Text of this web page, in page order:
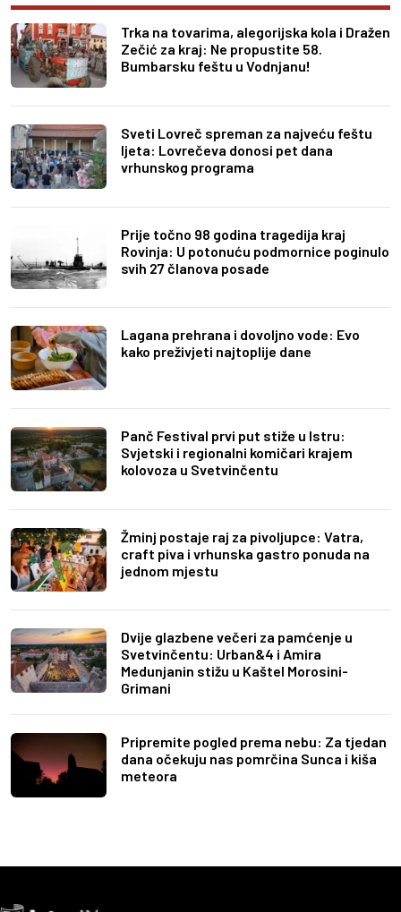
Trka na tovarima, alegorijska kola i Dražen
Zečić za kraj: Ne propustite 58.
Bumbarsku feštu u Vodnjanu!
Sveti Lovreč spreman za najveću feštu
ljeta: Lovrečeva donosi pet dana
vrhunskog programa
Prije točno 98 godina tragedija kraj
Rovinja: U potonuću podmornice poginulo
svih 27 članova posade
Lagana prehrana i dovoljno vode: Evo
kako preživjeti najtoplije dane
Panč Festival prvi put stiže u Istru:
Svjetski i regionalni komičari krajem
kolovoza u Svetvinčentu
Žminj postaje raj za pivoljupce: Vatra,
craft piva i vrhunska gastro ponuda na
jednom mjestu
Dvije glazbene večeri za pamćenje u
Svetvinčentu: Urban&4 i Amira
Medunjanin stižu u Kaštel Morosini-
Grimani
Pripremite pogled prema nebu: Za tjedan
dana očekuju nas pomrčina Sunca i kiša
meteora